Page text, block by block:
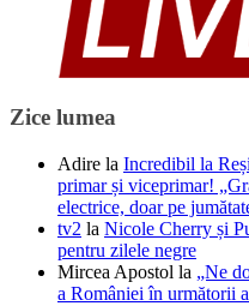
Zice lumea
Adire la Incredibil la
primar și viceprimar!
electrice, doar pe
tv2 la Nicole Cherry și
pentru zilele negre
Mircea Apostol la „Ne
a României în următorii